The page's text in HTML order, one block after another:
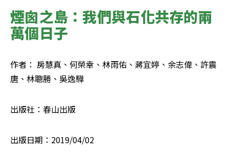
煙囪之島：我們與石化共存的兩
萬個日子
作者： 房慧真、何榮幸、林雨佑、蔣宜婷、余志偉、許震
唐、林聰勝、吳逸驊
出版社：春山出版
出版日期：2019/04/02